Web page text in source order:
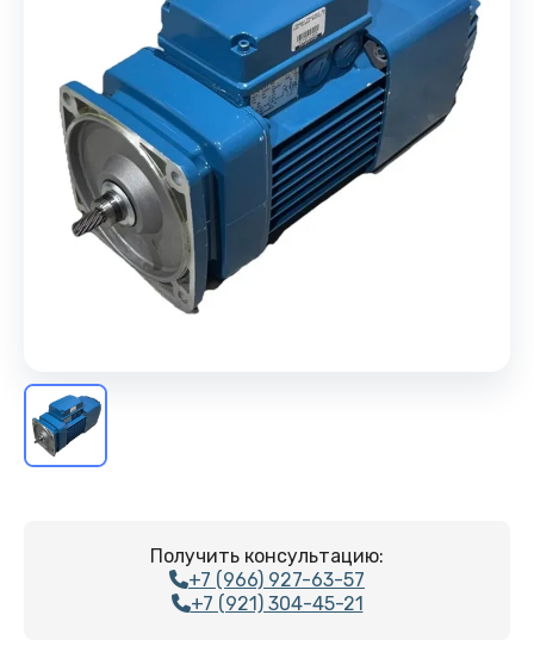
Получить консультацию:
+7 (966) 927-63-57
+7 (921) 304-45-21